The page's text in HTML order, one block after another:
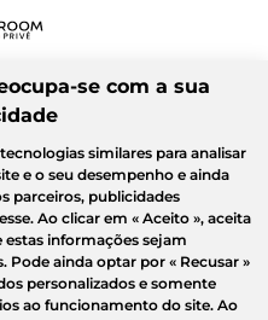
se com a sua
similares para analisar
e o seu desempenho e ainda
parceiros, publicidades
Ao clicar em « Aceito », aceita
informações sejam
Pode ainda optar por « Recusar »
personalizados e somente
ao funcionamento do site. Ao